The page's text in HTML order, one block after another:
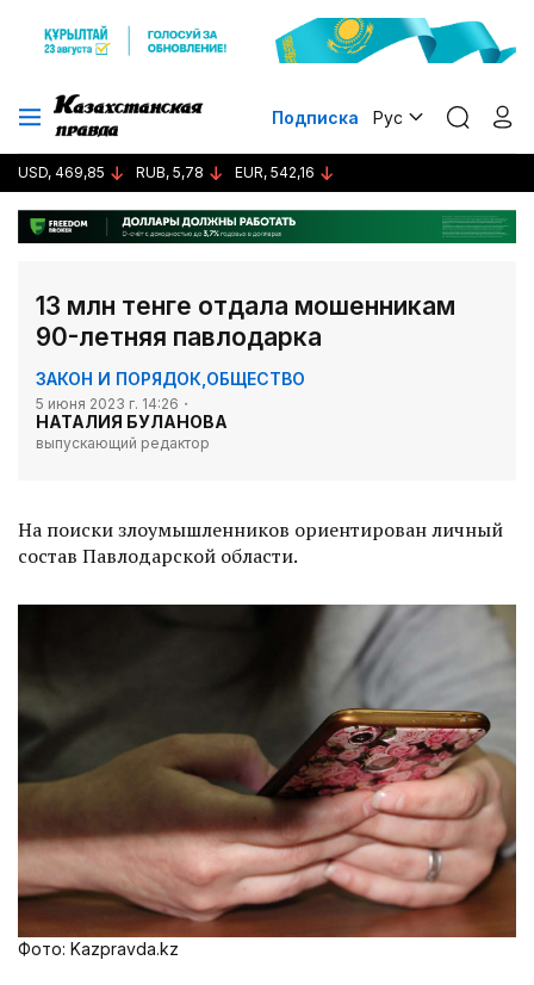
Подписка Рус
USD, 469,85 RUB, 5,78 EUR, 542,16
13 млн тенге отдала мошенникам
90-летняя павлодарка
ЗАКОН И ПОРЯДОК ОБЩЕСТВО
5 июня 2023 г. 14:26
НАТАЛИЯ БУЛАНОВА
выпускающий редактор
На поиски злоумышленников ориентирован личный
состав Павлодарской области.
Фото: Kazpravda.kz